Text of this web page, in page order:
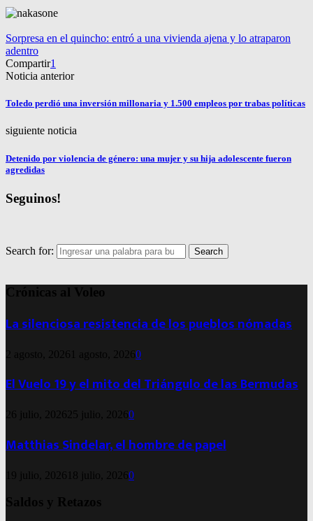
Sorpresa en el quincho: entró a una vivienda ajena y lo atraparon
adentro
Compartir1
Noticia anterior
Toledo perdió una inversión millonaria y 1.500 empleos por trabas políticas
siguiente noticia
Detenido por violencia de género: una mujer y su hija adolescente fueron
agredidas
Seguinos!
Search for: Search
Crónicas al Voleo
La silenciosa resistencia de los pueblos nómadas
2 agosto, 2026 1 agosto, 20260
El Vuelo 19 y el mito del Triángulo de las Bermudas
26 julio, 2026 25 julio, 20260
Matthias Sindelar, el hombre de papel
19 julio, 2026 18 julio, 20260
Saldos y Retazos